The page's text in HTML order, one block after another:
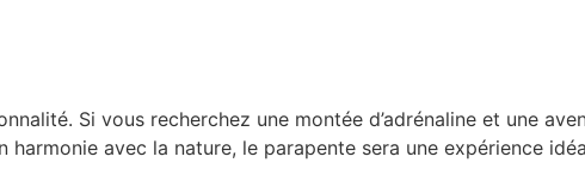
Si vous recherchez une montée d’adrénaline et une
avec la nature, le parapente sera une expérience